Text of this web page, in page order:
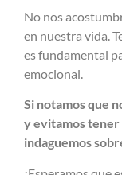
No nos
en nuestra vida.
es fundamental
emocional.
Si notamos que
y evitamos tener
indaguemos